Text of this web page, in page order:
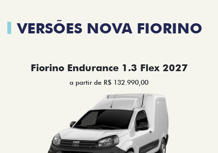
VERSÕES NOVA FIORINO
Fiorino Endurance 1.3 Flex 2027
a partir de R$ 132.990,00